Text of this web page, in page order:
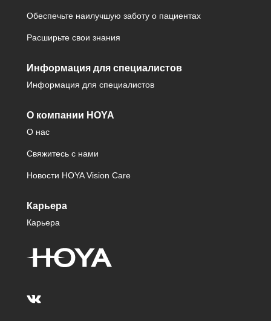
Обеспечьте наилучшую заботу о пациентах
Расширьте свои знания
Информация для специалистов
Информация для специалистов
О компании HOYA
О нас
Свяжитесь с нами
Новости HOYA Vision Care
Карьера
Карьера